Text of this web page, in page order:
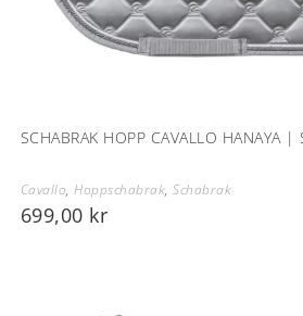
SCHABRAK HOPP CAVALLO HANAYA |
Cavallo,Hoppschabrak,Schabrak
699,00 kr